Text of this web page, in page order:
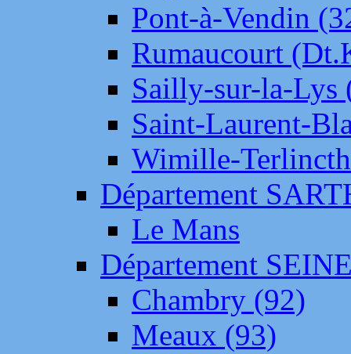
Pont-à-Vendin
Rumaucourt
Sailly-sur-la-Lys
Saint-Laurent-
Wimille-
Département
Le Mans
Département
Chambry (92)
Meaux (93)